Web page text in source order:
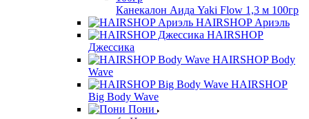
Канекалон Аида Yaki Flow 1,3 м 100гр
HAIRSHOP Ариэль
HAIRSHOP
Джессика
HAIRSHOP Body
Wave
HAIRSHOP
Big Body Wave
Пони